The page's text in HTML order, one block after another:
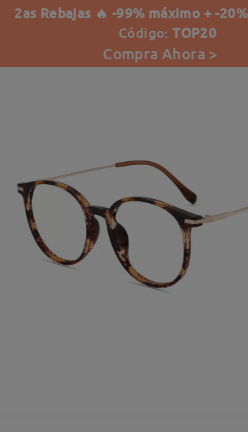
2as Rebajas 🔥 -99% máximo + -
Código:TOP20
Compra Ahora >